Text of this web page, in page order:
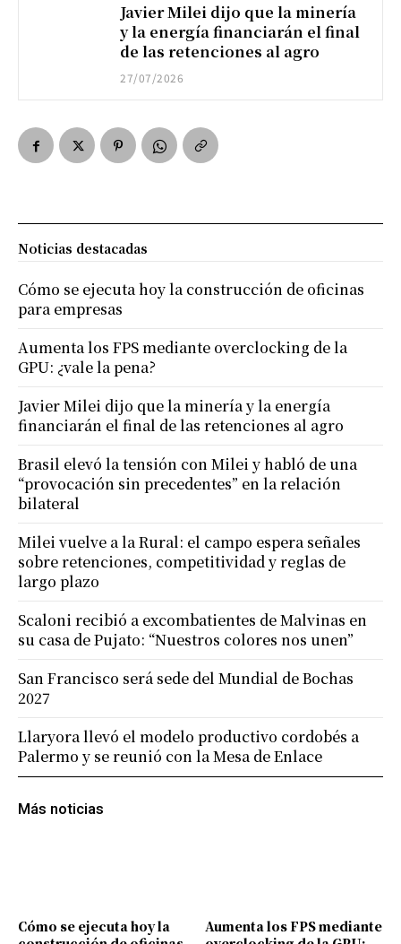
Javier Milei dijo que la minería
y la energía financiarán el final
de las retenciones al agro
27/07/2026
Más noticias
Cómo se ejecuta hoy la
Aumenta los FPS mediante
Noticias destacadas
Cómo se ejecuta hoy la construcción de oficinas
para empresas
Aumenta los FPS mediante overclocking de la
GPU: ¿vale la pena?
Javier Milei dijo que la minería y la energía
financiarán el final de las retenciones al agro
Brasil elevó la tensión con Milei y habló de una
“provocación sin precedentes” en la relación
bilateral
Milei vuelve a la Rural: el campo espera señales
sobre retenciones, competitividad y reglas de
largo plazo
Scaloni recibió a excombatientes de Malvinas en
su casa de Pujato: “Nuestros colores nos unen”
San Francisco será sede del Mundial de Bochas
2027
Llaryora llevó el modelo productivo cordobés a
Palermo y se reunió con la Mesa de Enlace